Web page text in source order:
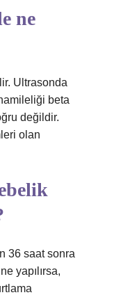
ne
Ultrasonda
beta
değildir.
olan
36 saat sonra
yapılırsa,